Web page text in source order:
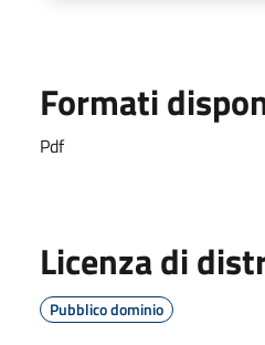
Formati
Pdf
Licenza di
Pubblico dominio